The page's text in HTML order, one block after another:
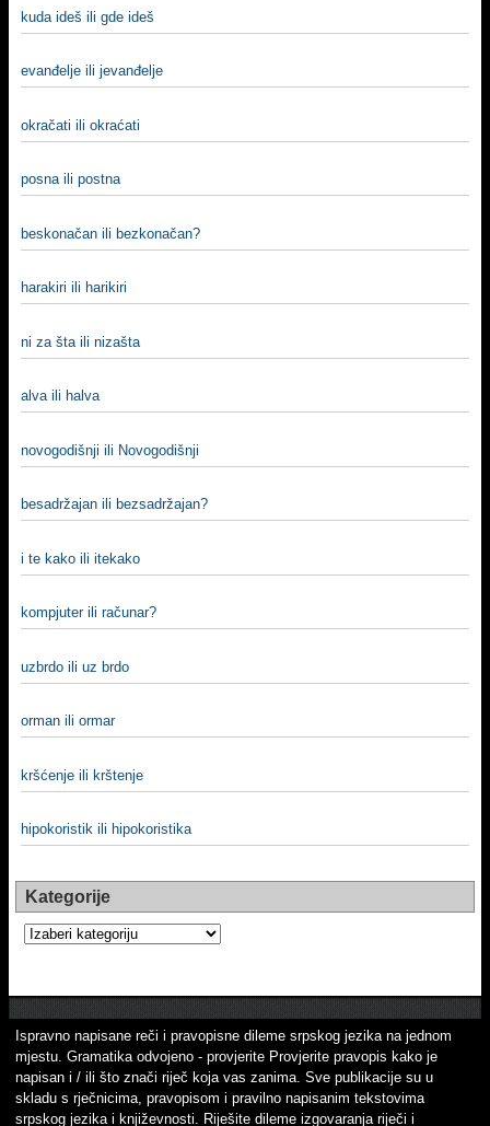
kuda ideš ili gde ideš
evanđelje ili jevanđelje
okračati ili okraćati
posna ili postna
beskonačan ili bezkonačan?
harakiri ili harikiri
ni za šta ili nizašta
alva ili halva
novogodišnji ili Novogodišnji
besadržajan ili bezsadržajan?
i te kako ili itekako
kompjuter ili računar?
uzbrdo ili uz brdo
orman ili ormar
kršćenje ili krštenje
hipokoristik ili hipokoristika
Kategorije
Kategorije
Ispravno napisane reči i pravopisne dileme srpskog jezika na jednom
mjestu. Gramatika odvojeno - provjerite Provjerite pravopis kako je
napisan i / ili što znači riječ koja vas zanima. Sve publikacije su u
skladu s rječnicima, pravopisom i pravilno napisanim tekstovima
srpskog jezika i književnosti. Riješite dileme izgovaranja riječi i